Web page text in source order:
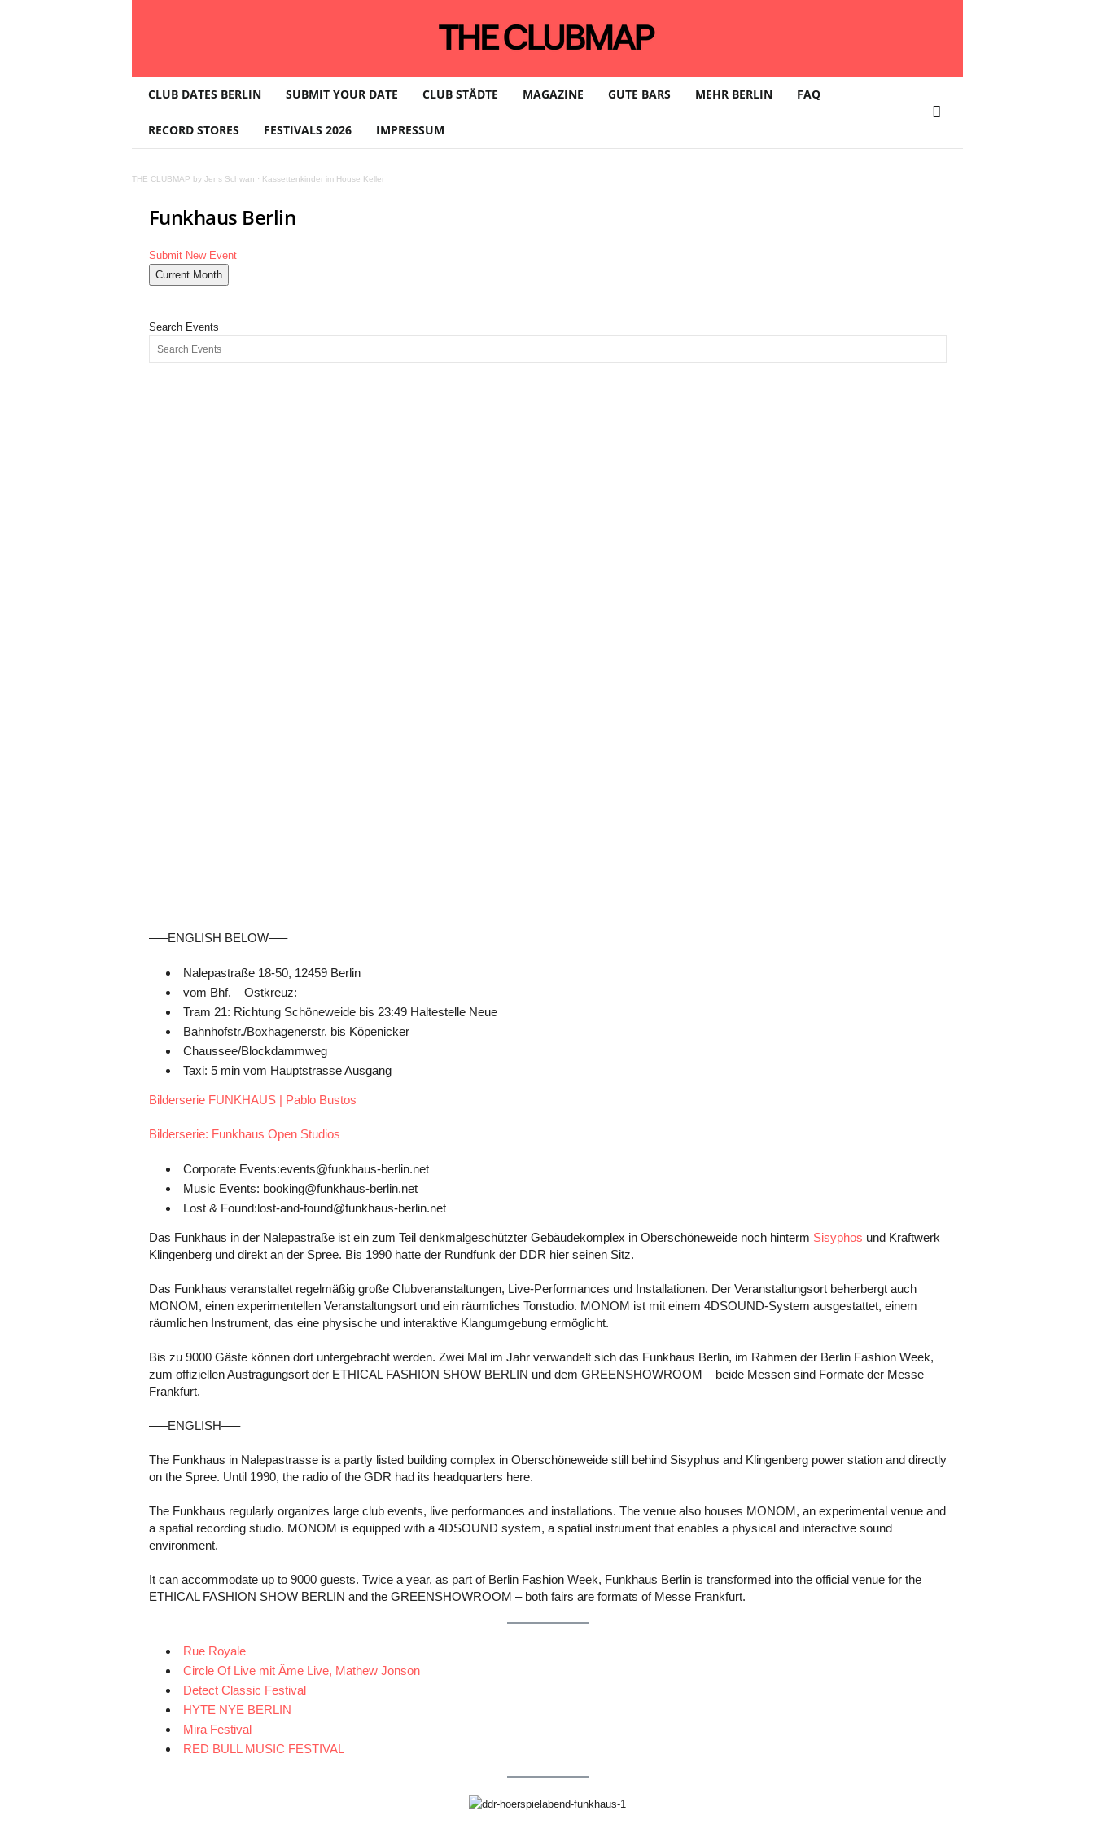
L
B
CLUB DATES BERLIN SUBMIT YOUR DATE CLUB STÄDTE MAGAZINE GUTE BARS MEHR BERLIN FAQ
RECORD STORES FESTIVALS 2026 IMPRESSUM
THE CLUBMAP by Jens Schwan · Kassettenkinder im House Keller
Funkhaus Berlin
Submit New Event
Current Month
Search Events
—–ENGLISH BELOW—–
Nalepastraße 18-50, 12459 Berlin
vom Bhf. – Ostkreuz:
Tram 21: Richtung Schöneweide bis 23:49 Haltestelle Neue
Bahnhofstr./Boxhagenerstr. bis Köpenicker
Chaussee/Blockdammweg
Taxi: 5 min vom Hauptstrasse Ausgang
Bilderserie FUNKHAUS | Pablo Bustos
Bilderserie: Funkhaus Open Studios
Corporate Events:events@funkhaus-berlin.net
Music Events: booking@funkhaus-berlin.net
Lost & Found:lost-and-found@funkhaus-berlin.net
Das Funkhaus in der Nalepastraße ist ein zum Teil denkmalgeschützter Gebäudekomplex in Oberschöneweide noch hinterm Sisyphos und Kraftwerk
Klingenberg und direkt an der Spree. Bis 1990 hatte der Rundfunk der DDR hier seinen Sitz.
Das Funkhaus veranstaltet regelmäßig große Clubveranstaltungen, Live-Performances und Installationen. Der Veranstaltungsort beherbergt auch
MONOM, einen experimentellen Veranstaltungsort und ein räumliches Tonstudio. MONOM ist mit einem 4DSOUND-System ausgestattet, einem
räumlichen Instrument, das eine physische und interaktive Klangumgebung ermöglicht.
Bis zu 9000 Gäste können dort untergebracht werden. Zwei Mal im Jahr verwandelt sich das Funkhaus Berlin, im Rahmen der Berlin Fashion Week,
zum offiziellen Austragungsort der ETHICAL FASHION SHOW BERLIN und dem GREENSHOWROOM – beide Messen sind Formate der Messe
Frankfurt.
—–ENGLISH—–
The Funkhaus in Nalepastrasse is a partly listed building complex in Oberschöneweide still behind Sisyphus and Klingenberg power station and directly
on the Spree. Until 1990, the radio of the GDR had its headquarters here.
The Funkhaus regularly organizes large club events, live performances and installations. The venue also houses MONOM, an experimental venue and
a spatial recording studio. MONOM is equipped with a 4DSOUND system, a spatial instrument that enables a physical and interactive sound
environment.
It can accommodate up to 9000 guests. Twice a year, as part of Berlin Fashion Week, Funkhaus Berlin is transformed into the official venue for the
ETHICAL FASHION SHOW BERLIN and the GREENSHOWROOM – both fairs are formats of Messe Frankfurt.
Rue Royale
Circle Of Live mit Âme Live, Mathew Jonson
Detect Classic Festival
HYTE NYE BERLIN
Mira Festival
RED BULL MUSIC FESTIVAL